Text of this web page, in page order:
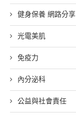
健身保養 網路分享
光電美肌
免疫力
內分泌科
公益與社會責任